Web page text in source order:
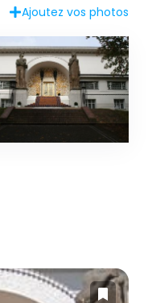
Ajoutez vos photos